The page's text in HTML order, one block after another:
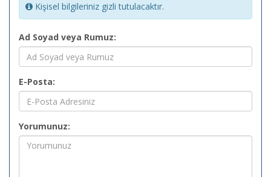
Kişisel bilgileriniz gizli tutulacaktır.
Ad Soyad veya Rumuz:
E-Posta:
Yorumunuz: